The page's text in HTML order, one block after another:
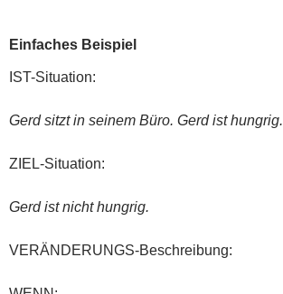
Einfaches Beispiel
IST-Situation:
Gerd sitzt in seinem Büro. Gerd ist hungrig.
ZIEL-Situation:
Gerd ist nicht hungrig.
VERÄNDERUNGS-Beschreibung: